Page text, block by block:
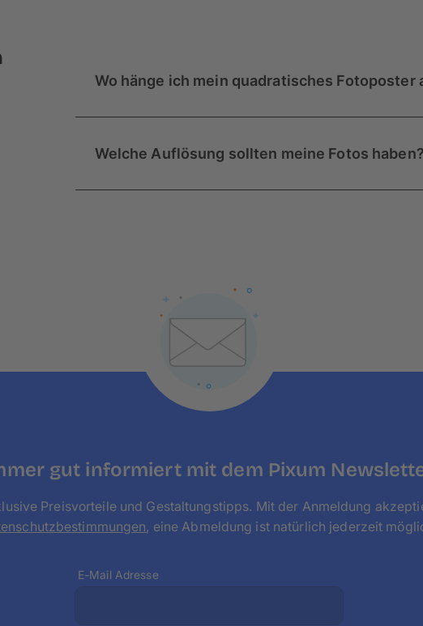
Wo hänge ich mein quadratisches Fotoposter
Wo dein neues 50×50 cm Fotoposter am Besten
Solo würde es sich gut über einer Kommode
Welche Auflösung sollten meine Fotos haben?
Beim Format 50×50 cm empfehlen wir dir Fotos mit
gut informiert mit dem Pixum
Preisvorteile und Gestaltungstipps. Mit der Anmeldung
, eine Abmeldung ist natürlich jederzeit
E-Mail Adresse